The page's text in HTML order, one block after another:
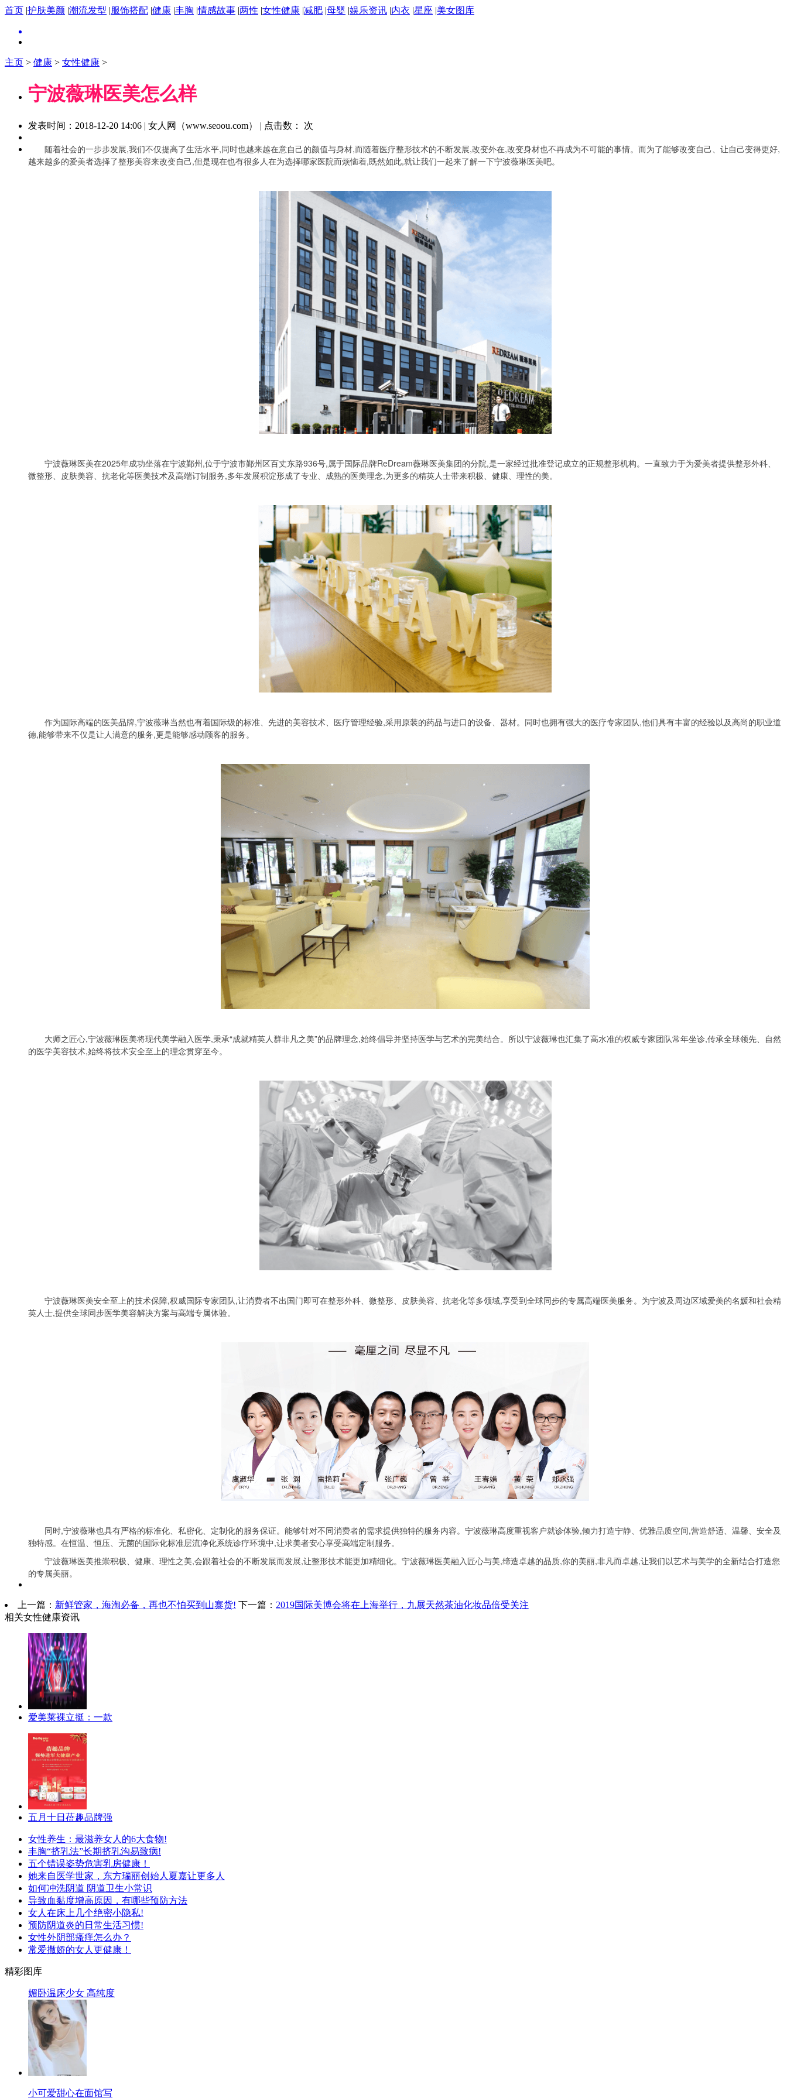
首页 |护肤美颜 |潮流发型 |服饰搭配 |健康 |丰胸 |情感故事 |两性 |女性健康 |减肥 |母婴 |娱乐资讯 |内衣 |星座 |美女图库
主页 > 健康 > 女性健康 >
宁波薇琳医美怎么样
发表时间：2018-12-20 14:06 | 女人网（www.seoou.com） | 点击数： 次
随着社会的一步步发展,我们不仅提高了生活水平,同时也越来越在意自己的颜值与身材,而随着医疗整形技术的不断发展,改变外在,改变身材也不再成为不可能的事情。而为了能够改变自己、让自己变得更好,
越来越多的爱美者选择了整形美容来改变自己,但是现在也有很多人在为选择哪家医院而烦恼着,既然如此,就让我们一起来了解一下宁波薇琳医美吧。
宁波薇琳医美在2025年成功坐落在宁波鄞州,位于宁波市鄞州区百丈东路936号,属于国际品牌ReDream薇琳医美集团的分院,是一家经过批准登记成立的正规整形机构。一直致力于为爱美者提供整形外科、
微整形、皮肤美容、抗老化等医美技术及高端订制服务,多年发展积淀形成了专业、成熟的医美理念,为更多的精英人士带来积极、健康、理性的美。
作为国际高端的医美品牌,宁波薇琳当然也有着国际级的标准、先进的美容技术、医疗管理经验,采用原装的药品与进口的设备、器材。同时也拥有强大的医疗专家团队,他们具有丰富的经验以及高尚的职业道
德,能够带来不仅是让人满意的服务,更是能够感动顾客的服务。
大师之匠心,宁波薇琳医美将现代美学融入医学,秉承“成就精英人群非凡之美”的品牌理念,始终倡导并坚持医学与艺术的完美结合。所以宁波薇琳也汇集了高水准的权威专家团队常年坐诊,传承全球领先、自然
的医学美容技术,始终将技术安全至上的理念贯穿至今。
宁波薇琳医美安全至上的技术保障,权威国际专家团队,让消费者不出国门即可在整形外科、微整形、皮肤美容、抗老化等多领域,享受到全球同步的专属高端医美服务。为宁波及周边区域爱美的名媛和社会精
英人士,提供全球同步医学美容解决方案与高端专属体验。
同时,宁波薇琳也具有严格的标准化、私密化、定制化的服务保证。能够针对不同消费者的需求提供独特的服务内容。宁波薇琳高度重视客户就诊体验,倾力打造宁静、优雅品质空间,营造舒适、温馨、安全及
独特感。在恒温、恒压、无菌的国际化标准层流净化系统诊疗环境中,让求美者安心享受高端定制服务。
宁波薇琳医美推崇积极、健康、理性之美,会跟着社会的不断发展而发展,让整形技术能更加精细化。宁波薇琳医美融入匠心与美,缔造卓越的品质,你的美丽,非凡而卓越,让我们以艺术与美学的全新结合打造您
的专属美丽。
上一篇： 新鲜管家，海淘必备，再也不怕买到山寨货! 下一篇： 2019国际美博会将在上海举行，九展天然茶油化妆品倍受关注
相关女性健康资讯
爱美莱裸立挺：一款
五月十日蓓趣品牌强
女性养生：最滋养女人的6大食物!
丰胸“挤乳法”长期挤乳沟易致病!
五个错误姿势危害乳房健康！
她来自医学世家，东方瑞丽创始人夏嘉让更多人
如何冲洗阴道 阴道卫生小常识
导致血黏度增高原因，有哪些预防方法
女人在床上几个绝密小隐私!
预防阴道炎的日常生活习惯!
女性外阴部瘙痒怎么办？
常爱撒娇的女人更健康！
精彩图库
媚卧温床少女 高纯度
小可爱甜心在面馆写